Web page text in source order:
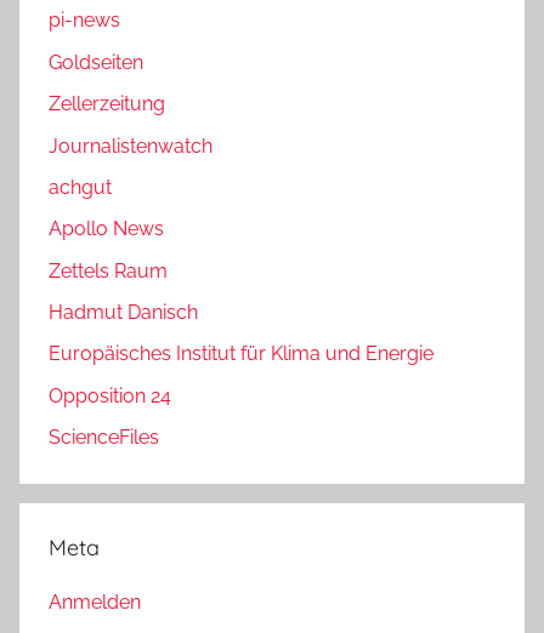
pi-news
Goldseiten
Zellerzeitung
Journalistenwatch
achgut
Apollo News
Zettels Raum
Hadmut Danisch
Europäisches Institut für Klima und Energie
Opposition 24
ScienceFiles
Meta
Anmelden